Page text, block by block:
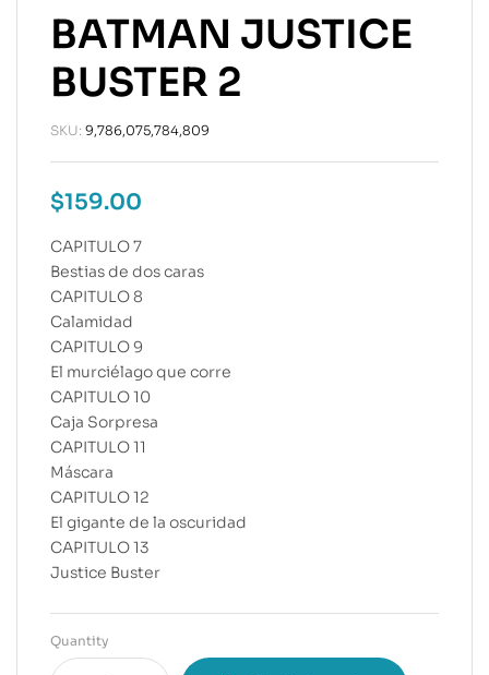
BATMAN JUSTICE
BUSTER 2
SKU: 9,786,075,784,809
$159.00
CAPITULO 7
Bestias de dos caras
CAPITULO 8
Calamidad
CAPITULO 9
El murciélago que corre
CAPITULO 10
Caja Sorpresa
CAPITULO 11
Máscara
CAPITULO 12
El gigante de la oscuridad
CAPITULO 13
Justice Buster
Quantity